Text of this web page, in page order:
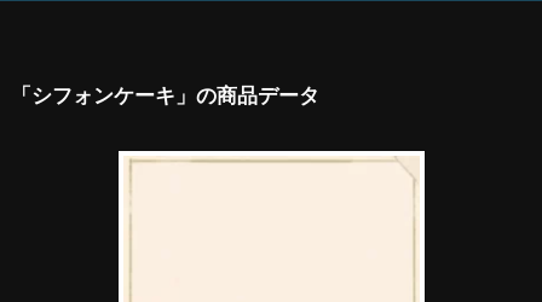
「シフォンケーキ」の商品データ